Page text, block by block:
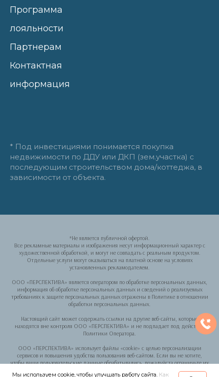
Программа
лояльности
Партнерам
Контактная
информация
* Под инвестициями понимается покупка
недвижимости по ДДУ или ДКП (зем.участка) с
последующим строительством дома/коттеджа, в
зависимости от объекта.
*Не является публичной офертой.
Все рекламные материалы и изображения несут информационный характер с
художественной обработкой, и могут не совпадать с реальным продуктом.
Отдельные услуги могут оказываться на платной основе на условиях
установленных рекламодателем.
ООО «ПЕРСПЕКТИВА» является оператором по обработке персональных данных,
информация об обработке персональных данных и сведений о реализуемых
требованиях к защите персональных данных отражены в Политике в отношении
обработки персональных данных.
Настоящий сайт может содержать ссылки на другие веб-сайты, которые
находятся вне контроля ООО «ПЕРСПЕКТИВА» и не подпадает под действие
Политики Оператора.
ООО «ПЕРСПЕКТИВА» использует файлы «cookie» с целью персонализации
сервисов и повышения удобства пользования веб-сайтом. Если вы не хотите,
чтобы ваши пользовательские данные обрабатывались, пожалуйста ограничьте их
Мы используем cookie, чтобы улучшать работу сайта. Как